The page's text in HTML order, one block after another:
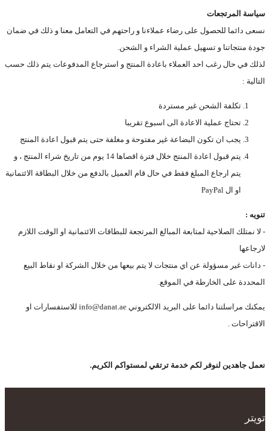
سياسة المرتجعات
نسعى دائما للحصول على رضاء عملاءنا و راحتهم في التعامل معنا و ذلك في ضمان
جودة منتجاتنا و تسهيل عملية الشراء و الشحن.
لذلك في حال رغب احد العملاء باعادة المنتج و استرجاع المدفوعات يتم ذلك حسب
التالية :
تكلفة الشحن غير مستردة
تحتاج عملية الاعادة الى اسبوع تقريبا
يجب ان تكون البضاعة غير مفتوحة و مغلفة حتى يتم قبول اعادة المنتج
يتم قبول اعادة المنتج خلال فترة اقصاها 14 يوم من تاريخ شراء المنتج ، و
يتم ارجاع المبلغ فقط في حال قام العميل بالدفع من خلال البطاقة الائتمانية
او ال PayPal
تنويه :
- لا نمتلك الصلاحية لمتابعة المبالغ المرتجعة للبطاقات الائتمانية او الوقت اللازم
لارجاعها
- دانات غير مسؤولة عن اي منتجات لا يتم بيعها من خلال الشركة او نقاط البيع
المحددة على الخارطة في الموقع.
يمكنك مراسلتنا دائما على البريد الالكتروني info@danat.ae للاستفسارات او
الاقتراحات .
نعمل جاهدين لنوفر لكم خدمة ترتقي لمستواكم الكريم.
تويتر